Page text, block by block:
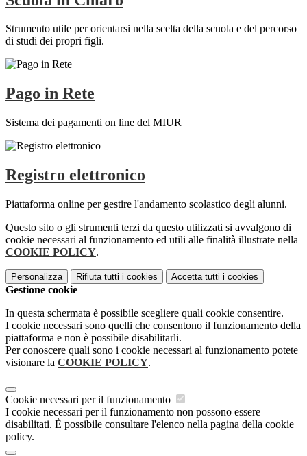
Strumento utile per orientarsi nella scelta della scuola e del percorso
di studi dei propri figli.
Pago in Rete
Sistema dei pagamenti on line del MIUR
Registro elettronico
Piattaforma online per gestire l'andamento scolastico degli alunni.
Questo sito o gli strumenti terzi da questo utilizzati si avvalgono di
cookie necessari al funzionamento ed utili alle finalità illustrate nella
COOKIE POLICY.
Personalizza Rifiuta tutti i cookies Accetta tutti i cookies
Gestione cookie
In questa schermata è possibile scegliere quali cookie consentire.
I cookie necessari sono quelli che consentono il funzionamento della
piattaforma e non è possibile disabilitarli.
Per conoscere quali sono i cookie necessari al funzionamento potete
visionare la COOKIE POLICY.
Cookie necessari per il funzionamento
I cookie necessari per il funzionamento non possono essere
disabilitati. È possibile consultare l'elenco nella pagina della cookie
policy.